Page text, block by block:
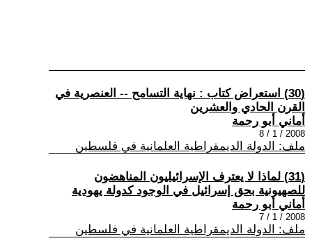
(30) استعراض كتاب : نهاية التسامح -- العنصرية في
القرن الحادي والعشرين
أماني أبو رحمة
2008 / 1 / 8
ملف: الدولة الديمقراطية العلمانية في فلسطين
(31) لماذا لا يعترف الإسرائيليون المناهضون
للصهيونية بحق إسرائيل في الوجود كدولة يهودية
أماني أبو رحمة
2008 / 1 / 7
ملف: الدولة الديمقراطية العلمانية في فلسطين